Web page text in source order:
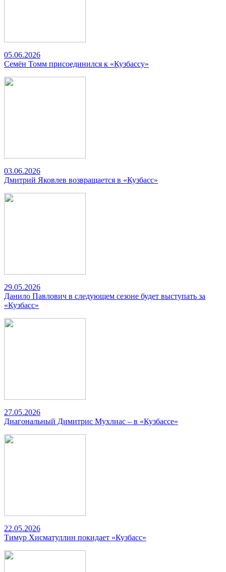
05.06.2026
Семён Томм присоединился к «Кузбассу»
03.06.2026
Дмитрий Яковлев возвращается в «Кузбасс»
29.05.2026
Данило Павлович в следующем сезоне будет выступать за
«Кузбасс»
27.05.2026
Диагональный Димитрис Мухлиас – в «Кузбассе»
22.05.2026
Тимур Хисматуллин покидает «Кузбасс»